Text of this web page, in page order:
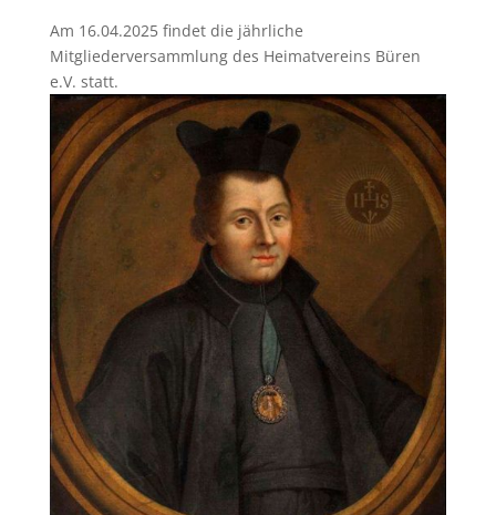
Am 16.04.2025 findet die jährliche
Mitgliederversammlung des Heimatvereins Büren
e.V. statt.